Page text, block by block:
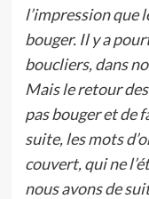
l’impression que
bouger. Il y a
boucliers, dans
Mais le retour
pas bouger et de
suite, les mots
couvert, qui ne
nous avons de